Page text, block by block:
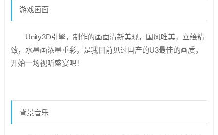
游戏画面
Unity3D引擎，制作的画面清新美观，国风唯美，立绘精
致，水墨画浓墨重彩，是我目前见过国产的U3最佳的画质，
开始一场视听盛宴吧！
背景音乐